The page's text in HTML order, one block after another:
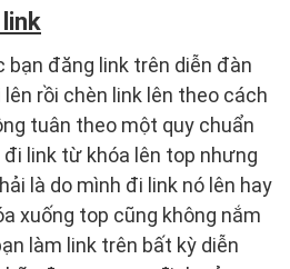
đăng link trên diễn đàn
rồi chèn link lên theo cách
tuân theo một quy chuẩn
đi link từ khóa lên top nhưng
là do mình đi link nó lên hay
xuống top cũng không nắm
làm link trên bất kỳ diễn